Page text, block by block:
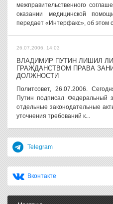
межправительственного
оказании медицинской
передает «Интерфакс», об этом
26.07.2006, 14:03
ВЛАДИМИР ПУТИН ЛИШИЛ
ГРАЖДАНСТВОМ ПРАВА
ДОЛЖНОСТИ
Политсовет, 26.07.2006.
Путин подписал Федеральный
отдельные законодательные
уточнения требований к...
Telegram
Вконтакте